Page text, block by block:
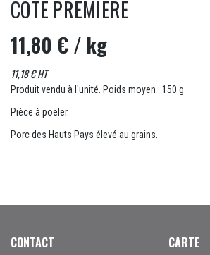
COTE PREMIERE
11,80 €/ kg
11,18 € HT
Produit vendu à l'unité. Poids moyen : 150 g
Pièce à poëler.
Porc des Hauts Pays élevé au grains.
CONTACT CARTE